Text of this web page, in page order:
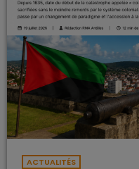
ACTUALITÉS